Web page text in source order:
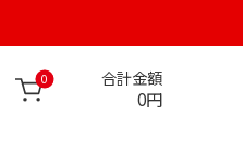
0 合計金額
0円